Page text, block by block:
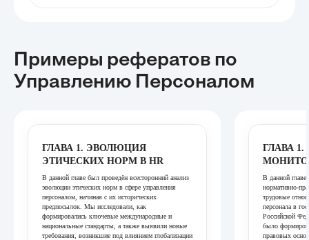
Примеры рефератов по
Управлению Персоналом
ГЛАВА 1. ЭВОЛЮЦИЯ
ЭТИЧЕСКИХ НОРМ В HR
В данной главе был проведён всесторонний анализ
эволюции этических норм в сфере управления
персоналом, начиная с их исторических
предпосылок. Мы исследовали, как
формировались ключевые международные и
национальные стандарты, а также выявили новые
требования, возникшие под влиянием глобализации
ГЛАВА
В данной главе
нормативно-
трудовые
персонала в
Российской
было
правовых